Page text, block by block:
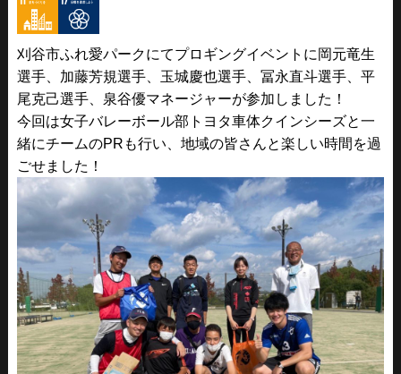
刈谷市ふれ愛パークにてプロギングイベントに岡元竜生
選手、加藤芳規選手、玉城慶也選手、冨永直斗選手、平
尾克己選手、泉谷優マネージャーが参加しました！
今回は女子バレーボール部トヨタ車体クインシーズと一
緒にチームのPRも行い、地域の皆さんと楽しい時間を過
ごせました！